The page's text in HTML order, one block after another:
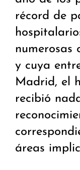
récord de
numerosas
y cuya
Madrid, el
recibió
áreas